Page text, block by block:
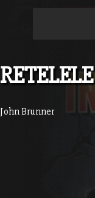
John Brunner